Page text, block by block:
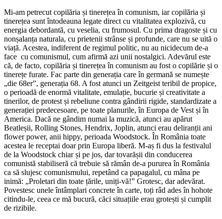
Mi-am petrecut copilăria și tinerețea în comunism, iar copilăria și
tinerețea sunt întodeauna legate direct cu vitalitatea explozivă, cu
energia debordantă, cu veselia, cu frumosul. Cu prima dragoste și cu
nonșalanța naturala, cu prietenii strânse și profunde, care nu se uită o
viață. Acestea, indiferent de regimul politic, nu au nicidecum de-a
face cu comunismul, cum afirmă azi unii nostalgici. Adevărul este
că, de facto, copilăria și tinerețea în comunism au fost o copilărie și o
tinerețe furate. Fac parte din generația care în germană se numește
„die 68er”, generația 68. A fost atunci un Zeitgeist teribil de propice,
o perioadă de enormă vitalitate, emulație, bucurie și creativitate a
tinerilor, de protest și rebeliune contra gândirii rigide, standardizate a
generației predecesoare, pe toate planurile, în Europa de Vest și în
America. Dacă ne gândim numai la muzică, atunci au apărut
Beatleșii, Rolling Stones, Hendrix, Joplin, atunci erau deliranții ani
flower power, anii hippy, perioada Woodstock. În România toate
acestea le receptai doar prin Europa liberă. M-aș fi dus la festivalul
de la Woodstock chiar și pe jos, dar tovarășii din conducerea
comunistă stabiliseră că trebuie să rămân de-a pururea în România
ca să slujesc comunismului, repetând ca papagalul, cu mâna pe
inimă: „Proletari din toate țările, uniți-vă!” Grotesc, dar adevărat.
Povestesc unele întâmplari concrete în carte, toți râd ades în hohote
citindu-le, ceea ce mă bucură, căci situațiile erau grotești și cumplit
de rizibile.